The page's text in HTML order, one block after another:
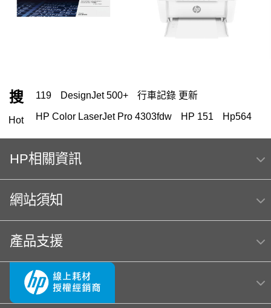
搜
Hot
119 DesignJet 500+ 行車記錄 更新
HP Color LaserJet Pro 4303fdw HP 151 Hp564
A3 傳真 MFP E47528f
HP Color Laser jet M856dn A3彩色雷射印表機
(T3U51A) 日本製
HP 222
OmniBook Ultra Flip 14 HP Deskjet F4480
hp Color LaserJet Pro MFP M283fdw 無線雙面觸控彩
筆電 電池 OfficeJet Pro 8710 145
937 OfficeJet 5200 series hp 14-ep Usb
HP相關資訊
網站須知
產品支援